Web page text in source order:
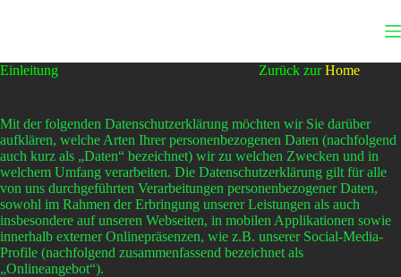
Einleitung Zurück zurHome
Mit der folgenden Datenschutzerklärung möchten wir Sie darüber
aufklären, welche Arten Ihrer personenbezogenen Daten (nachfolgend
auch kurz als „Daten“ bezeichnet) wir zu welchen Zwecken und in
welchem Umfang verarbeiten. Die Datenschutzerklärung gilt für alle
von uns durchgeführten Verarbeitungen personenbezogener Daten,
sowohl im Rahmen der Erbringung unserer Leistungen als auch
insbesondere auf unseren Webseiten, in mobilen Applikationen sowie
innerhalb externer Onlinepräsenzen, wie z.B. unserer Social-Media-
Profile (nachfolgend zusammenfassend bezeichnet als
„Onlineangebot“).